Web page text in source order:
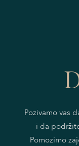
Pozivamo vas
i da
Pomozimo